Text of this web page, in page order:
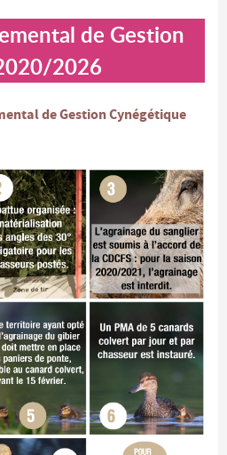
de Gestion
2026
de Gestion Cynégétique